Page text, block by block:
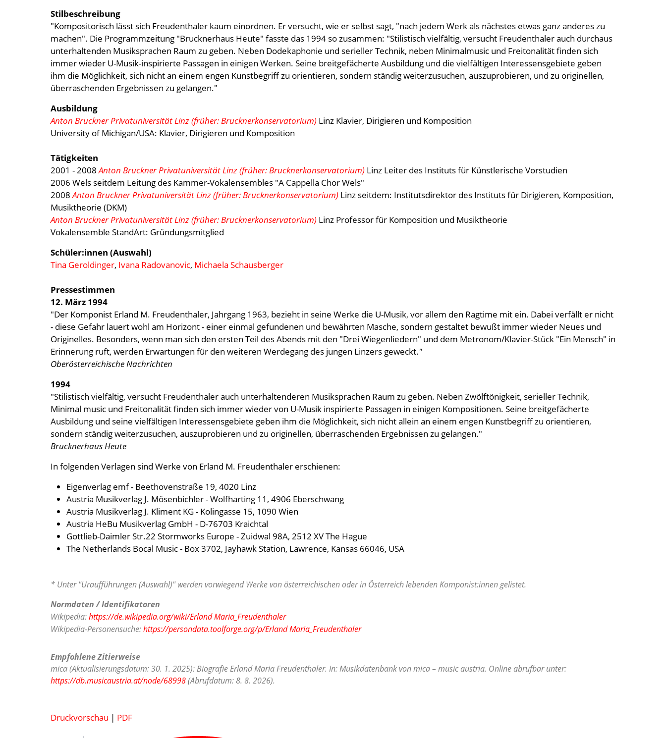
Stilbeschreibung
"Kompositorisch lässt sich Freudenthaler kaum einordnen. Er versucht, wie er selbst sagt, "nach jedem Werk als nächstes etwas ganz anderes zu
machen". Die Programmzeitung "Brucknerhaus Heute" fasste das 1994 so zusammen: "Stilistisch vielfältig, versucht Freudenthaler auch durchaus
unterhaltenden Musiksprachen Raum zu geben. Neben Dodekaphonie und serieller Technik, neben Minimalmusic und Freitonalität finden sich
immer wieder U-Musik-inspirierte Passagen in einigen Werken. Seine breitgefächerte Ausbildung und die vielfältigen Interessensgebiete geben
ihm die Möglichkeit, sich nicht an einem engen Kunstbegriff zu orientieren, sondern ständig weiterzusuchen, auszuprobieren, und zu originellen,
überraschenden Ergebnissen zu gelangen."
Ausbildung
Anton Bruckner Privatuniversität Linz (früher: Brucknerkonservatorium) Linz Klavier, Dirigieren und Komposition
University of Michigan/USA: Klavier, Dirigieren und Komposition
Tätigkeiten
2001 - 2008Anton Bruckner Privatuniversität Linz (früher: Brucknerkonservatorium) Linz Leiter des Instituts für Künstlerische Vorstudien
2006 Wels seitdem Leitung des Kammer-Vokalensembles "A Cappella Chor Wels"
2008Anton Bruckner Privatuniversität Linz (früher: Brucknerkonservatorium) Linz seitdem: Institutsdirektor des Instituts für Dirigieren, Komposition,
Musiktheorie (DKM)
Anton Bruckner Privatuniversität Linz (früher: Brucknerkonservatorium) Linz Professor für Komposition und Musiktheorie
Vokalensemble StandArt: Gründungsmitglied
Schüler:innen (Auswahl)
Tina Geroldinger, Ivana Radovanovic, Michaela Schausberger
Pressestimmen
12. März 1994
"Der Komponist Erland M. Freudenthaler, Jahrgang 1963, bezieht in seine Werke die U-Musik, vor allem den Ragtime mit ein. Dabei verfällt er nicht
- diese Gefahr lauert wohl am Horizont - einer einmal gefundenen und bewährten Masche, sondern gestaltet bewußt immer wieder Neues und
Originelles. Besonders, wenn man sich den ersten Teil des Abends mit den "Drei Wiegenliedern" und dem Metronom/Klavier-Stück "Ein Mensch" in
Erinnerung ruft, werden Erwartungen für den weiteren Werdegang des jungen Linzers geweckt."
Oberösterreichische Nachrichten
1994
"Stilistisch vielfältig, versucht Freudenthaler auch unterhaltenderen Musiksprachen Raum zu geben. Neben Zwölftönigkeit, serieller Technik,
Minimal music und Freitonalität finden sich immer wieder von U-Musik inspirierte Passagen in einigen Kompositionen. Seine breitgefächerte
Ausbildung und seine vielfältigen Interessensgebiete geben ihm die Möglichkeit, sich nicht allein an einem engen Kunstbegriff zu orientieren,
sondern ständig weiterzusuchen, auszuprobieren und zu originellen, überraschenden Ergebnissen zu gelangen."
Brucknerhaus Heute
In folgenden Verlagen sind Werke von Erland M. Freudenthaler erschienen:
Eigenverlag emf - Beethovenstraße 19, 4020 Linz
Austria Musikverlag J. Mösenbichler - Wolfharting 11, 4906 Eberschwang
Austria Musikverlag J. Kliment KG - Kolingasse 15, 1090 Wien
Austria HeBu Musikverlag GmbH - D-76703 Kraichtal
Gottlieb-Daimler Str.22 Stormworks Europe - Zuidwal 98A, 2512 XV The Hague
The Netherlands Bocal Music - Box 3702, Jayhawk Station, Lawrence, Kansas 66046, USA
* Unter "Uraufführungen (Auswahl)" werden vorwiegend Werke von österreichischen oder in Österreich lebenden Komponist:innen gelistet.
Normdaten / Identifikatoren
Wikipedia:https://de.wikipedia.org/wiki/Erland Maria_Freudenthaler
Wikipedia-Personensuche:https://persondata.toolforge.org/p/Erland Maria_Freudenthaler
Empfohlene Zitierweise
mica (Aktualisierungsdatum: 30. 1. 2025): Biografie Erland Maria Freudenthaler. In: Musikdatenbank von mica – music austria. Online abrufbar unter:
https://db.musicaustria.at/node/68998(Abrufdatum: 8. 8. 2026).
Druckvorschau | PDF